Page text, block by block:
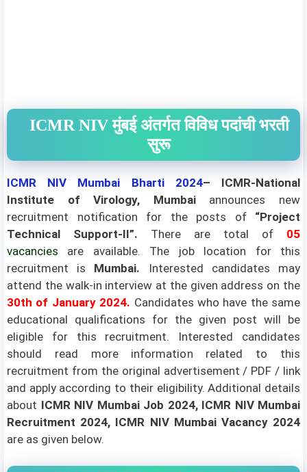
ICMR NIV मुंबई अंतर्गत विविध पदांची भरती
सुरू
ICMR NIV Mumbai Bharti 2024– ICMR-National
Institute of Virology, Mumbaiannounces new
recruitment notification for the posts of“Project
Technical Support-II”. There are total of 05
vacancies are available. The job location for this
recruitment is Mumbai. Interested candidates may
attend the walk-in interview at the given address on the
30th of January 2024. Candidates who have the same
educational qualifications for the given post will be
eligible for this recruitment. Interested candidates
should read more information related to this
recruitment from the original advertisement / PDF / link
and apply according to their eligibility.Additional details
about ICMR NIV Mumbai Job 2024, ICMR NIV Mumbai
Recruitment 2024, ICMR NIV Mumbai Vacancy 2024
are as given below.